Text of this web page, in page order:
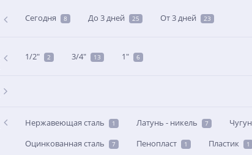
Сегодня 8 До 3 дней 25 От 3 дней 23
1/2" 2 3/4" 13 1" 6
Нержавеющая сталь 1 Латунь - никель 7 Чугун
Оцинкованная сталь 7 Пенопласт 1 Пластик 1